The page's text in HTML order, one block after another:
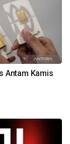
Antam Kamis